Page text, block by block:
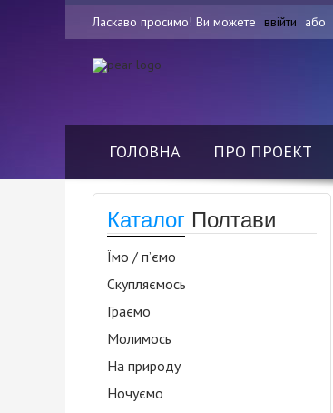
Ласкаво просимо! Ви можете ввійти або
ГОЛОВНА ПРО ПРОЕКТ
Каталог Полтави
Їмо / п’ємо
Скупляємось
Граємо
Молимось
На природу
Ночуємо